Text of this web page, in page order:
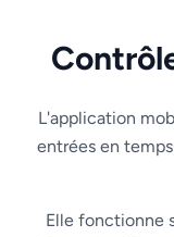
L'application
entrées en
Elle fonctionne